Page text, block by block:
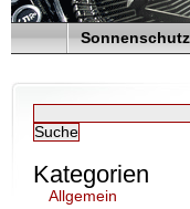
Kategorien
Allgemein